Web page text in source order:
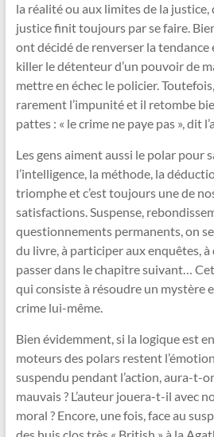
la réalité ou aux limites de la justice,
justice finit toujours par se faire.
ont décidé de renverser la tendance
killer le détenteur d’un pouvoir de
mettre en échec le policier.
rarement l’impunité et il retombe
pattes : « le crime ne paye pas », dit
Les gens aiment aussi le polar pour
l’intelligence, la méthode, la
triomphe et c’est toujours une de
satisfactions. Suspense,
questionnements permanents, on
du livre, à participer aux enquêtes, à
passer dans le chapitre suivant…
qui consiste à résoudre un mystère
crime lui-même.
Bien évidemment, si la logique est
moteurs des polars restent
suspendu pendant l’action, aura-t-
mauvais ? L’auteur jouera-t-il avec
moral ? Encore, une fois, face au